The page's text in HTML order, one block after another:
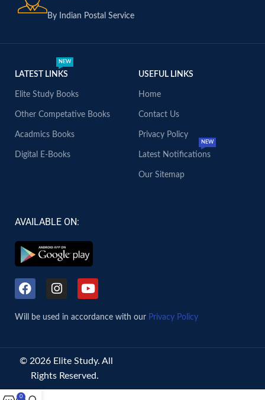
By Indian Postal Service
LATEST LINKS
NEW
Elite Study Books
Other Competative Books
Acadmics Books
Digital E-Books
USEFUL LINKS
Home
Contact Us
Privacy Policy
Latest Notifications
NEW
Our Sitemap
AVAILABLE ON:
Will be used in accordance with our Privacy Policy
© 2026 Elite Study. All
Rights Reserved.
0